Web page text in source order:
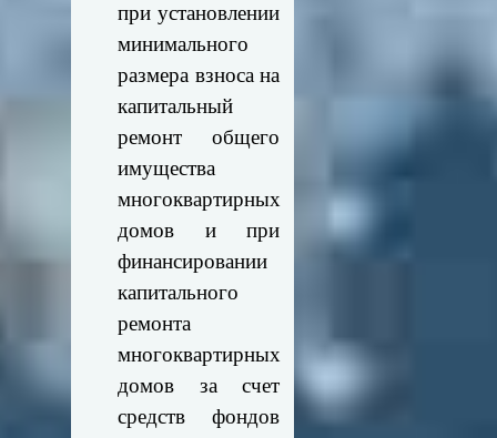
при установлении
минимального
размера взноса на
капитальный
ремонт общего
имущества
многоквартирных
домов и при
финансировании
капитального
ремонта
многоквартирных
домов за счет
средств фондов